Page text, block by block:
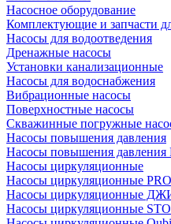
Насосное оборудование
Комплектующие и запчасти
Насосы для водоотведения
Дренажные насосы
Установки канализационные
Насосы для водоснабжения
Вибрационные насосы
Поверхностные насосы
Скважинные погружные
Насосы повышения давления
Насосы повышения давления
Насосы циркуляционные
Насосы циркуляционные
Насосы циркуляционные
Насосы циркуляционные